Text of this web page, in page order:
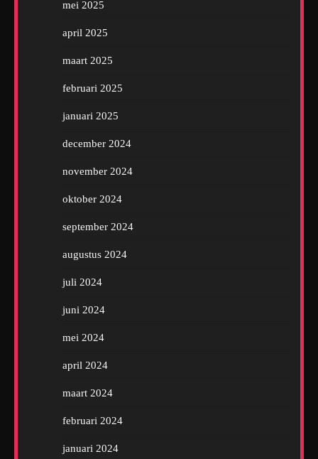
mei 2025
april 2025
maart 2025
februari 2025
januari 2025
december 2024
november 2024
oktober 2024
september 2024
augustus 2024
juli 2024
juni 2024
mei 2024
april 2024
maart 2024
februari 2024
januari 2024